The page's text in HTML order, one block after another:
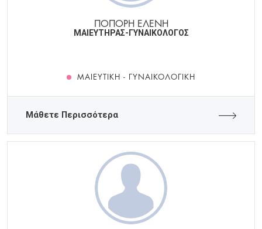
ΠΟΠΟΡΗ ΕΛΕΝΗ
ΜΑΙΕΥΤΗΡΑΣ-ΓΥΝΑΙΚΟΛΟΓΟΣ
ΜΑΙΕΥΤΙΚΉ - ΓΥΝΑΙΚΟΛΟΓΙΚΉ
Μάθετε Περισσότερα